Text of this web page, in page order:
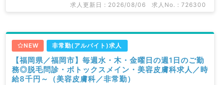
求人更新日 : 2026/08/06 求人No. : 726300
NEW 非常勤(アルバイト)求人
【福岡県／福岡市】毎週水・木・金曜日の週1日のご勤
務◎脱毛問診・ボトックスメイン・美容皮膚科求人／時
給8千円～（美容皮膚科／非常勤）